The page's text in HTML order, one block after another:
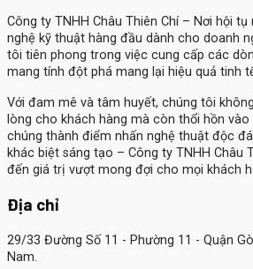
Công ty TNHH Châu Thiên Chí– Nơi hội tụ
nghệ kỹ thuật hàng đầu dành cho doanh
tôi tiên phong trong việc cung cấp các
mang tính đột phá mang lại hiệu quả tinh
Với đam mê và tâm huyết, chúng tôi
lòng cho khách hàng mà còn thổi hồn
chúng thành điểm nhấn nghệ thuật độc
khác biệt sáng tạo – Công ty TNHH Châu
đến giá trị vượt mong đợi cho mọi khách
Địa chỉ
29/33 Đường Số 11 - Phường 11 - Quận
Nam.